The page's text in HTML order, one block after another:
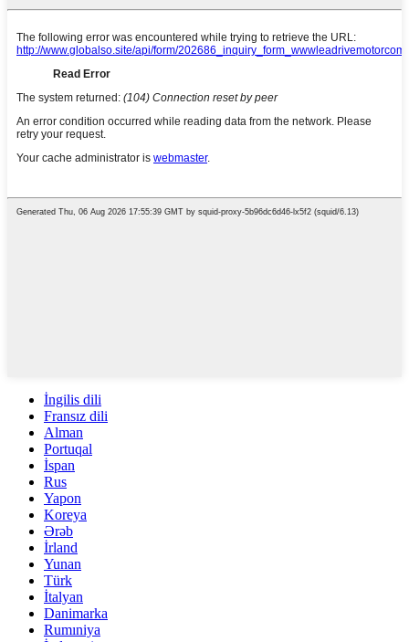
İngilis dili
Fransız dili
Alman
Portuqal
İspan
Rus
Yapon
Koreya
Ərəb
İrland
Yunan
Türk
İtalyan
Danimarka
Rumıniya